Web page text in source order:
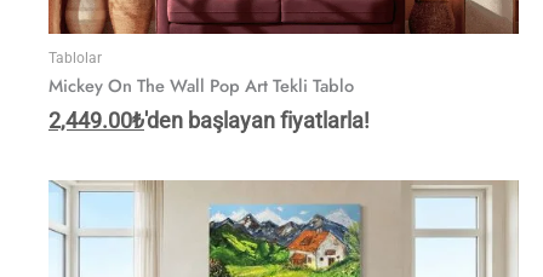
Tablolar
Mickey On The Wall Pop Art Tekli Tablo
2,449.00₺'den başlayan fiyatlarla!